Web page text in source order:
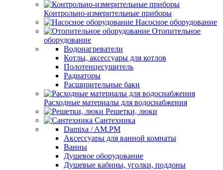
Контрольно-измерительные приборы
Насосное оборудование
Отопительное
оборудование
Водонагреватели
Котлы, аксессуары для котлов
Полотенцесушитель
Радиаторы
Расширительные баки
Расходные материалы для водоснабжения
Решетки, люки
Сантехника
Damixa / AM.PM
Аксессуары для ванной комнаты
Ванны
Душевое оборудование
Душевые кабины, уголки, поддоны